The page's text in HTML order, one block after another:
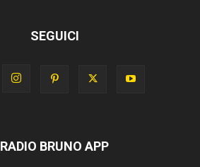
SEGUICI
RADIO BRUNO APP